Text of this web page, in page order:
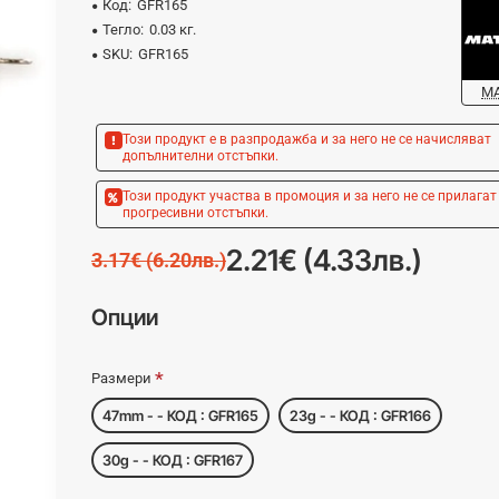
Код: GFR165
Тегло: 0.03 кг.
SKU: GFR165
Този продукт е в разпродажба и за него не се начисляват
допълнителни отстъпки.
Този продукт участва в промоция и за него не се прилагат
прогресивни отстъпки.
2.21€ (4.33лв.)
3.17€ (6.20лв.)
Опции
Размери
47mm - - КОД : GFR165 23g - - КОД : GFR166
30g - - КОД : GFR167